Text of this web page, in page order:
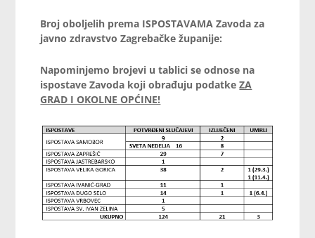
Broj oboljelih prema ISPOSTAVAMA Zavoda za
javno zdravstvo Zagrebačke županije:
Napominjemo brojevi u tablici se odnose na
ispostave Zavoda koji obrađuju podatkeZA
GRAD I OKOLNE OPĆINE!